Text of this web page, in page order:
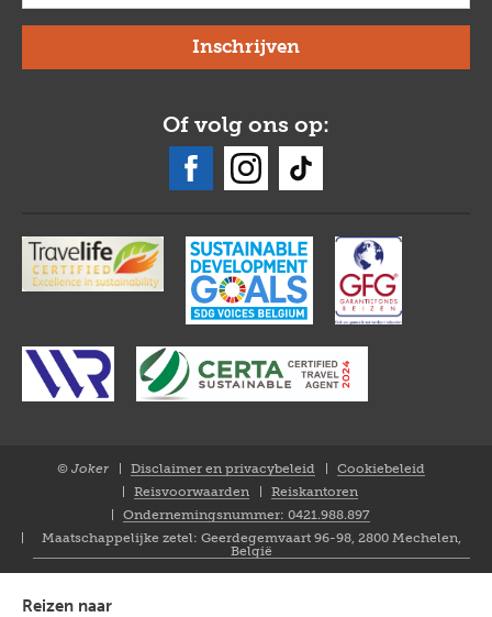
Of volg ons op:
© Joker
Disclaimer en privacybeleid
Cookiebeleid
Reisvoorwaarden
Reiskantoren
Ondernemingsnummer: 0421.988.897
Maatschappelijke zetel: Geerdegemvaart 96-98, 2800 Mechelen,
België
Reizen naar